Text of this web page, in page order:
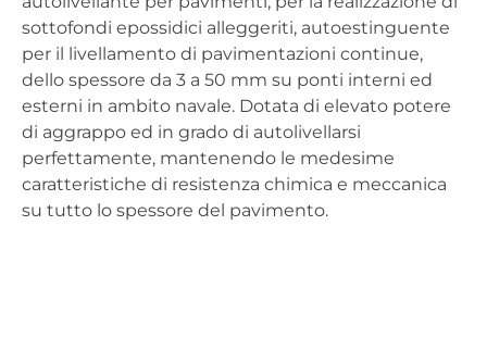
sottofondi epossidici alleggeriti, autoestinguente
per il livellamento di pavimentazioni continue,
dello spessore da 3 a 50 mm su ponti interni ed
esterni in ambito navale. Dotata di elevato potere
di aggrappo ed in grado di autolivellarsi
perfettamente, mantenendo le medesime
caratteristiche di resistenza chimica e meccanica
su tutto lo spessore del pavimento.